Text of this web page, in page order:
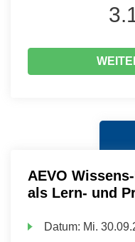
AEVO
als Lern- und
Datum: Mi.